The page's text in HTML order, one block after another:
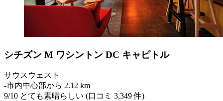
シチズン M ワシントン DC キャピトル
サウスウェスト
‐市内中心部から 2.12 km
9/10 とても素晴らしい (口コミ 3,349 件)